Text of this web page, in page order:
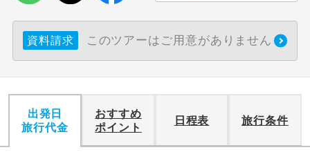
資料請求 このツアーはご用意がありません
出発日
旅行代金
おすすめ
ポイント
日程表 旅行条件
おひとり様バ
ス2席利用
おひとり様でバス席を2席利⽤できま